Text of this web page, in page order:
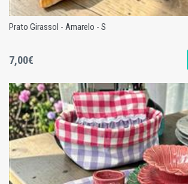
Prato Girassol - Amarelo - S
Prato Girassol - Amarelo - S
7,00€